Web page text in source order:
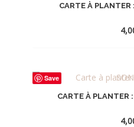
CARTE À
Save
CARTE À PLANTER